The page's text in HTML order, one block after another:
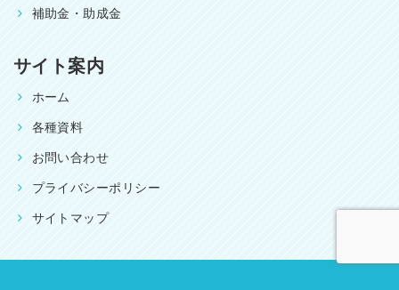
補助金・助成金
サイト案内
ホーム
各種資料
お問い合わせ
プライバシーポリシー
サイトマップ